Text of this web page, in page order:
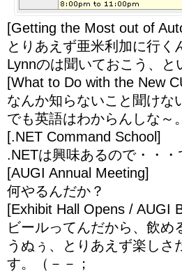
[Getting the Most out of
とりあえず亜米利加に行く
Lynnのは聞いておこう、
[What to Do with the New
なんか知らないこと聞けな
でも英語はわからんしな～。
[.NET Command School]
.NETは興味あるので・・
[AUGI Annual Meeting]
何やるんだか？
[Exhibit Hall Opens / AUGI
ビールってんだから、飲め
うぬぅ、とりあえず楽し
す。（－－；